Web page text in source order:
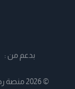
بدعم من :
© 2026 منصة رصد طيور ليبيا، جميع الحقوق محفوظة.